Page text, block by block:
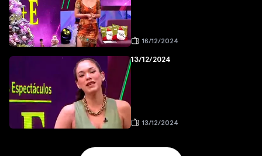
16/12/2024
13/12/2024
13/12/2024